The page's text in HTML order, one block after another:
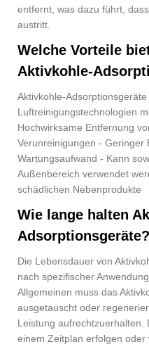
entfernt, was dazu führt,
austritt.
Welche Vorteile
Aktivkohle-
Aktivkohle-
Luftreinigungstechnologien
Hochwirksame Entfernung
Verunreinigungen -
Wartungsaufwand - Kann
Außenbereich verwendet
schädlichen Nebenprodukte
Wie lange halten
Adsorptionsgeräte?
Die Lebensdauer von
nach spezifischer
Allgemeinen muss das
ausgetauscht oder
Leistung aufrechtzuerhalten.
einem Zeitplan erfolgen